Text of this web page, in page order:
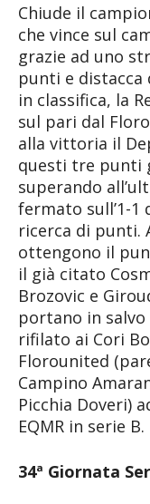
Chiude il
che vince sul
grazie ad uno
punti e distacca
in classifica, la
sul pari dal
alla vittoria il
questi tre punti
superando
fermato sull’1-1
ricerca di punti.
ottengono il
il già citato
Brozovic e
portano in salvo
rifilato ai Cori
Florounited
Campino
Picchia Doveri)
EQMR in serie B.
34ª Giornata